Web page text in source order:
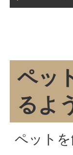
ペッ
るよ
ペット